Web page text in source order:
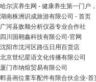
哈尔滨养生网 - 健康养生第一门户
湖南株洲识成旅游有限公司 - 首页
广河县敌顺分析仪器专业合作社
四川国翱鑫科技有限公司-官网
沈阳市沈河区路伍日用百货店
北京世纪星语文化传播有限公司
厦门市纳煊贸易有限公司
郫县画位童车配件有限合伙企业-首